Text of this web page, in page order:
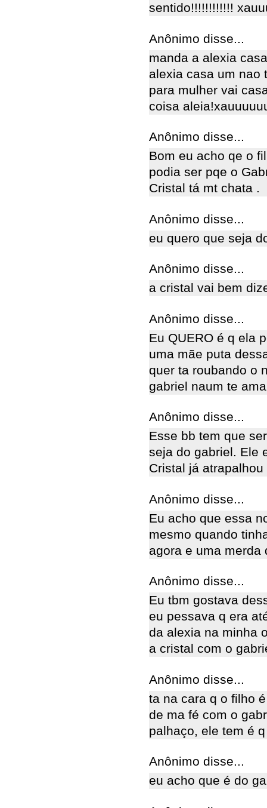
sentido!!!!!!!!!!!!
Anônimo disse...
manda a alexia
alexia casa um nao
para mulher vai
coisa
Anônimo disse...
Bom eu acho qe o
podia ser pqe o
Cristal tá mt chata .
Anônimo disse...
eu quero que seja
Anônimo disse...
a cristal vai bem
Anônimo disse...
Eu QUERO é q ela
uma mãe puta
quer ta roubando o
gabriel naum te
Anônimo disse...
Esse bb tem que
seja do gabriel. Ele
Cristal já
Anônimo disse...
Eu acho que essa
mesmo quando
agora e uma merda
Anônimo disse...
Eu tbm gostava
eu pessava q era
da alexia na minha
a cristal com o
Anônimo disse...
ta na cara q o filho
de ma fé com o
palhaço, ele tem é
Anônimo disse...
eu acho que é do